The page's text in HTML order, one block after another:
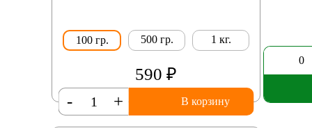
0
100 гр. 500 гр. 1 кг.
590 ₽
+
- В корзину